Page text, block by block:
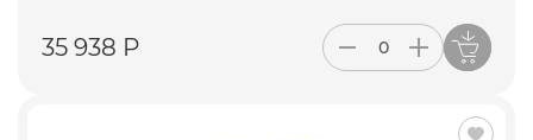
35 938 Р